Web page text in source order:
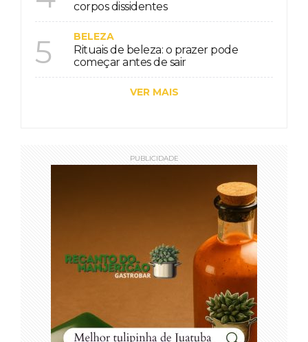
corpos dissidentes
5 BELEZA
Rituais de beleza: o prazer pode
começar antes de sair
VER MAIS
PUBLICIDADE